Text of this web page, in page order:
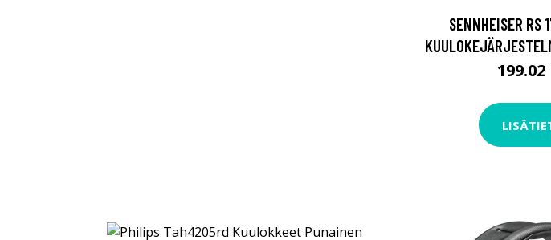
SENNHEISER RS
199.02